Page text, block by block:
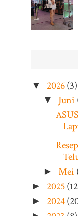
▼ 2026(3)
▼ Juni
► Mei
► 2025
► 2024